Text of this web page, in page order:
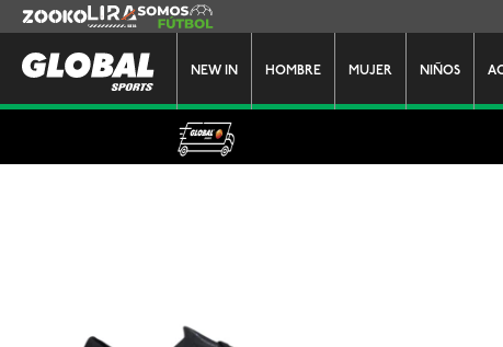
NEW IN HOMBRE MUJER NIÑOS
Zooko Lira Somos Futbol